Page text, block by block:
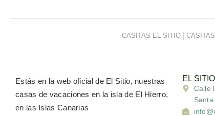
CASITAS EL SITIO
Estás en la web oficial de El Sitio, nuestras
casas de vacaciones en la isla de El Hierro,
en las Islas Canarias
EL SITIO
Calle